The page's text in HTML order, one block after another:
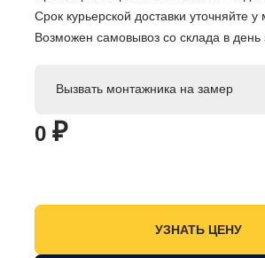
Срок курьерской доставки уточняйте
Возможен самовывоз со склада в день
0 ₽
Вызвать монтажника на замер